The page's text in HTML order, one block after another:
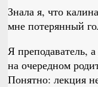
Знала я, что
мне потерянный
Я преподаватель,
на очередном
Понятно: лекция